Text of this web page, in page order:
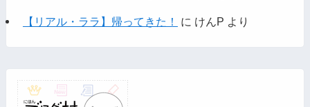
【リアル・ララ】帰ってきた！ に けんP より